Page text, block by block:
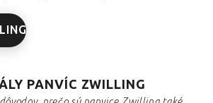
PANVÍC ZWILLING